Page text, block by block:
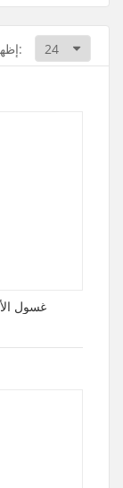
إظهار:
غسول